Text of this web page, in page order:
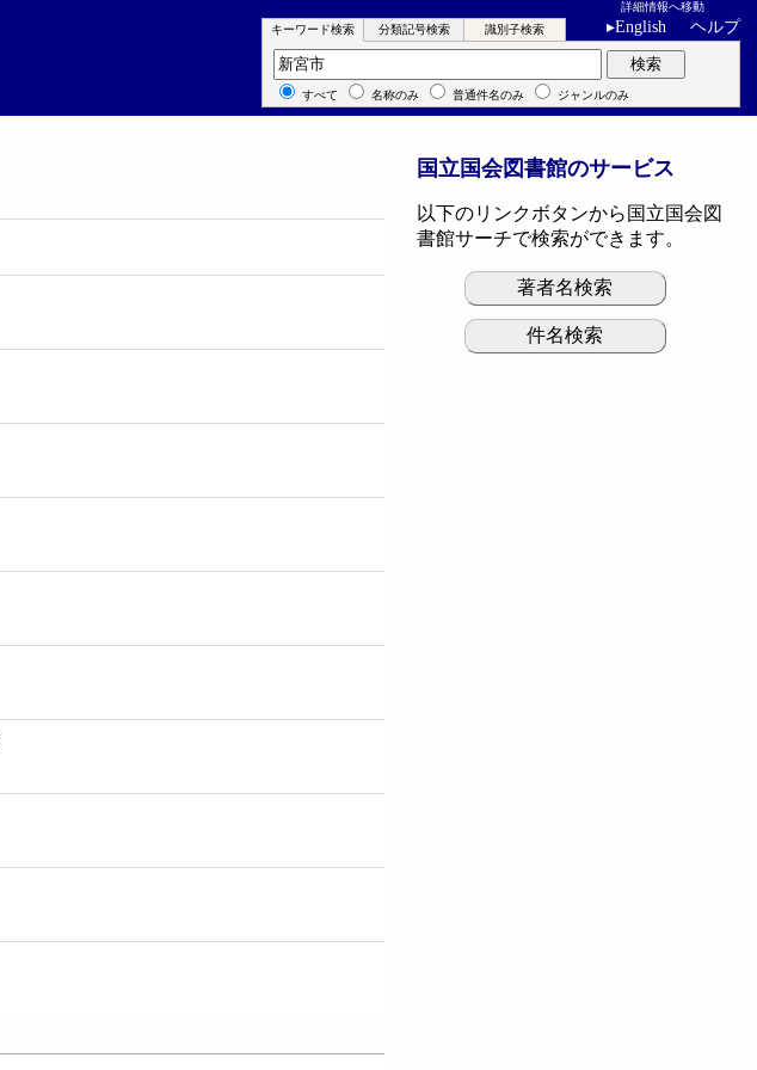
詳細情報へ移動
▸English ヘルプ
キーワード検索 分類記号検索 識別子検索
キーワード検索 検索
すべて 名称のみ 普通件名のみ ジャンルのみ
国立国会図書館のサービス
以下のリンクボタンから国立国会図
書館サーチで検索ができます。
著者名検索
件名検索